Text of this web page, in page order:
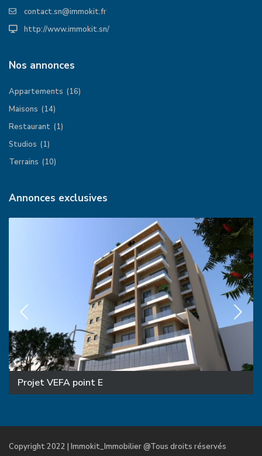
contact.sn@immokit.fr
http://www.immokit.sn/
Nos annonces
Appartements (16)
Maisons (14)
Restaurant (1)
Studios (1)
Terrains (10)
Annonces exclusives
Projet VEFA point E
Copyright 2022 | Immokit_Immobilier @Tous droits réservés